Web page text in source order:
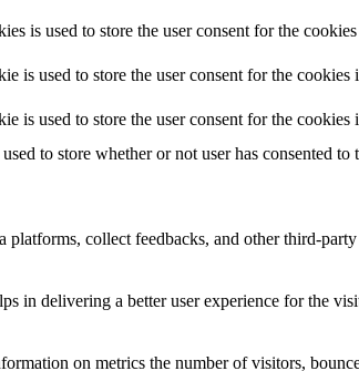
is used to store the user consent for the
is used to store the user consent for the cookies
is used to store the user consent for the
to store whether or not user has consented to
collect feedbacks, and other third-party
in delivering a better user experience for the
on metrics the number of visitors,